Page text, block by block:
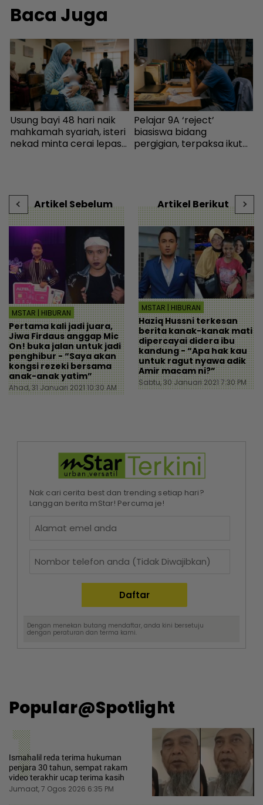
Baca Juga
Usung bayi 48 hari naik
mahkamah syariah, isteri
nekad minta cerai lepas
Pelajar 9A ‘reject’
biasiswa bidang
pergigian, terpaksa ikut
Artikel Sebelum
MSTAR | HIBURAN
Pertama kali jadi juara,
Jiwa Firdaus anggap Mic
On! buka jalan untuk jadi
penghibur - “Saya akan
kongsi rezeki bersama
anak-anak yatim”
Ahad, 31 Januari 2021 10:30 AM
Artikel Berikut
MSTAR | HIBURAN
Haziq Hussni terkesan
berita kanak-kanak mati
dipercayai didera ibu
kandung - “Apa hak kau
untuk ragut nyawa adik
Amir macam ni?”
Sabtu, 30 Januari 2021 7:30 PM
Nak cari cerita best dan trending setiap hari?
Langgan berita mStar! Percuma je!
Dengan menekan butang mendaftar, anda kini bersetuju
dengan peraturan dan terma kami.
Popular@Spotlight
1
Ismahalil reda terima hukuman
penjara 30 tahun, sempat rakam
video terakhir ucap terima kasih
Jumaat, 7 Ogos 2026 6:35 PM